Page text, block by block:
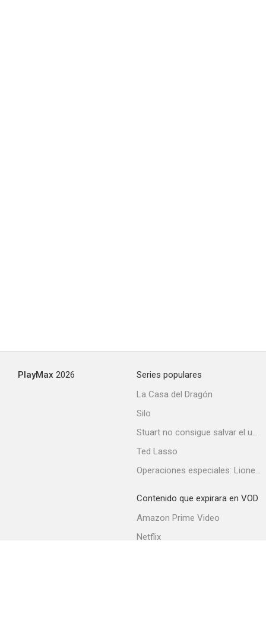
PlayMax 2026
Series populares
La Casa del Dragón
Silo
Stuart no consigue salvar el universo
Ted Lasso
Operaciones especiales: Lioness
Contenido que expirara en VOD
Amazon Prime Video
Netflix